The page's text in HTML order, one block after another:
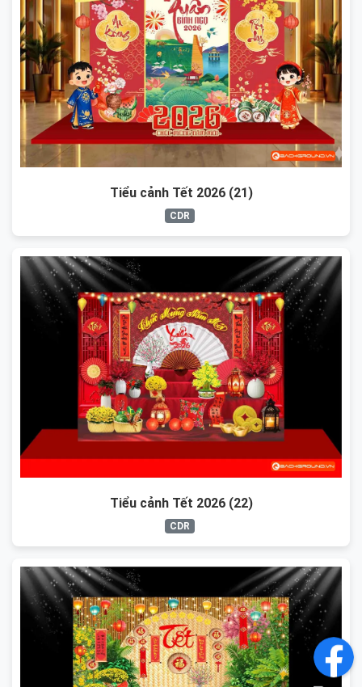
Tiểu cảnh Tết 2026 (21)
CDR
Tiểu cảnh Tết 2026 (22)
CDR